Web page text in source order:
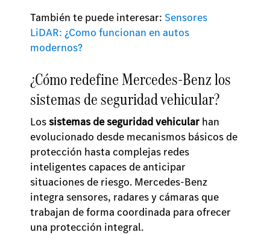
También te puede interesar: Sensores
LiDAR: ¿Como funcionan en autos
modernos?
¿Cómo redefine Mercedes-Benz los
sistemas de seguridad vehicular?
Lossistemas de seguridad vehicular han
evolucionado desde mecanismos básicos de
protección hasta complejas redes
inteligentes capaces de anticipar
situaciones de riesgo. Mercedes-Benz
integra sensores, radares y cámaras que
trabajan de forma coordinada para ofrecer
una protección integral.